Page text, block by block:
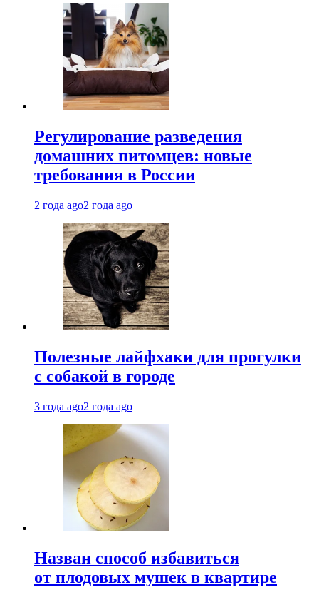
Регулирование разведения
домашних питомцев: новые
требования в России
2 года ago2 года ago
Полезные лайфхаки для прогулки
с собакой в городе
3 года ago2 года ago
Назван способ избавиться
от плодовых мушек в квартире